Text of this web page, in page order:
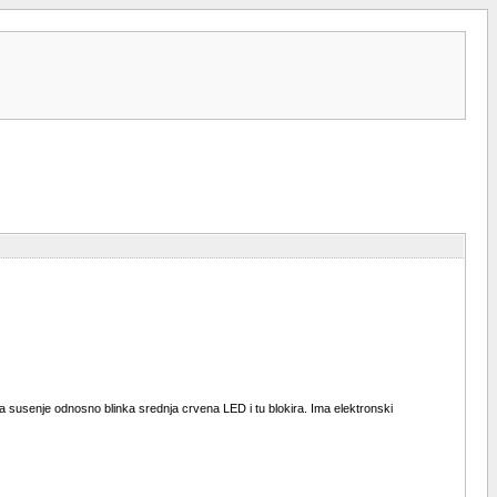
odnosno blinka srednja crvena LED i tu blokira. Ima elektronski